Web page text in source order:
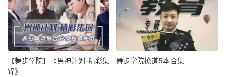
【舞步学院】《男神计划-精彩集
锦》
舞步学院撩道5本合集